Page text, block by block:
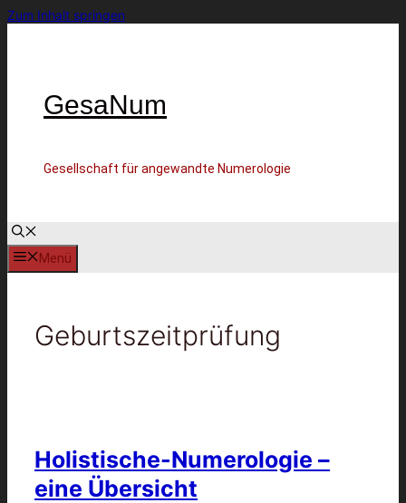
Zum Inhalt springen
GesaNum
Gesellschaft für angewandte Numerologie
Menü
Geburtszeitprüfung
Holistische-Numerologie –
eine Übersicht